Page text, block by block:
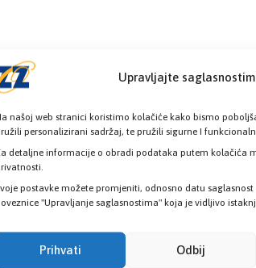
Upravljajte
našoj web stranici koristimo kolačiće kako bismo
personalizirani sadržaj, te pružili sigurne I
detaljne informacije o obradi podataka putem kolačića
postavke možete promjeniti, odnosno datu
"Upravljanje saglasnostima" koja je vidljivo
Prihvati Odbij